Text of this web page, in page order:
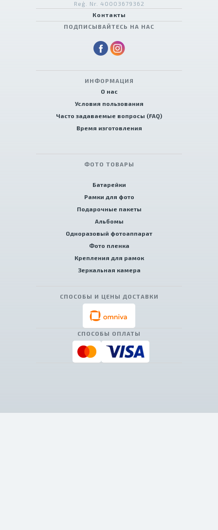
Reģ. Nr. 40003679362
Контакты
ПОДПИСЫВАЙТЕСЬ НА НАС
ИНФОРМАЦИЯ
О нас
Условия пользования
Часто задаваемые вопросы (FAQ)
Время изготовления
ФОТО ТОВАРЫ
Батарейки
Рамки для фото
Подарочные пакеты
Альбомы
Одноразовый фотоаппарат
Фото пленка
Крепления для рамок
Зеркальная камера
СПОСОБЫ И ЦЕНЫ ДОСТАВКИ
СПОСОБЫ ОПЛАТЫ